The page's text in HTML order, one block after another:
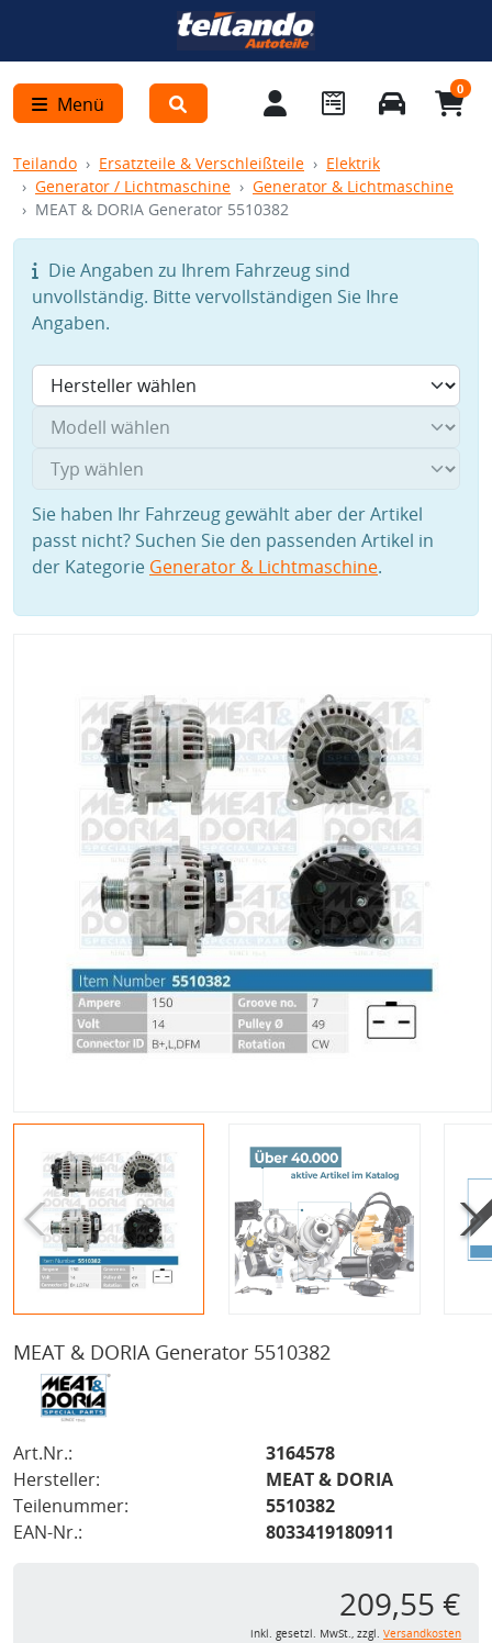
Menü
0
Teilando Ersatzteile & Verschleißteile
Elektrik
Generator / Lichtmaschine
Generator & Lichtmaschine
MEAT & DORIA Generator 5510382
Die Angaben zu Ihrem Fahrzeug sind
unvollständig. Bitte vervollständigen Sie Ihre
Angaben.
Sie haben Ihr Fahrzeug gewählt aber der Artikel
passt nicht? Suchen Sie den passenden Artikel in
der Kategorie Generator & Lichtmaschine.
MEAT & DORIA Generator 5510382
Art.Nr.:
3164578
Hersteller:
MEAT & DORIA
Teilenummer:
5510382
EAN-Nr.:
8033419180911
209,55 €
inkl. gesetzl. MwSt., zzgl. Versandkosten